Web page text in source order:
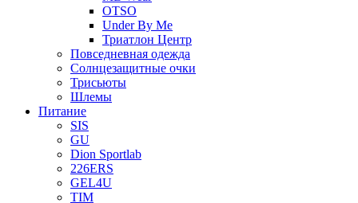
OTSO
Under By Me
Триатлон Центр
Повседневная одежда
Солнцезащитные очки
Трисьюты
Шлемы
Питание
SIS
GU
Dion Sportlab
226ERS
GEL4U
TIM